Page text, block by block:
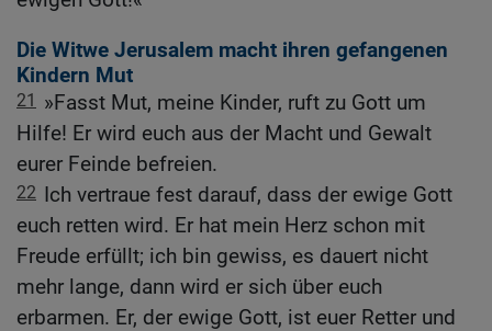
Die Witwe Jerusalem macht ihren gefangenen
Kindern Mut
21 »Fasst Mut, meine Kinder, ruft zu Gott um
Hilfe! Er wird euch aus der Macht und Gewalt
eurer Feinde befreien.
22 Ich vertraue fest darauf, dass der ewige Gott
euch retten wird. Er hat mein Herz schon mit
Freude erfüllt; ich bin gewiss, es dauert nicht
mehr lange, dann wird er sich über euch
erbarmen. Er, der ewige Gott, ist euer Retter und